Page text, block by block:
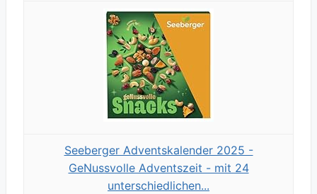
Seeberger Adventskalender 2025 -
GeNussvolle Adventszeit - mit 24
unterschiedlichen...